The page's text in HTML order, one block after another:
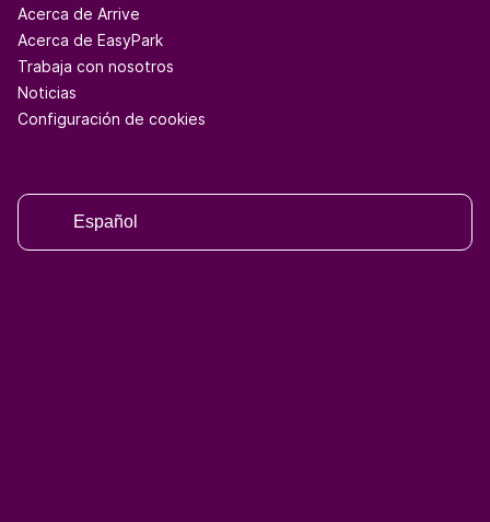
Acerca de Arrive
Acerca de EasyPark
Trabaja con nosotros
Noticias
Configuración de cookies
Español